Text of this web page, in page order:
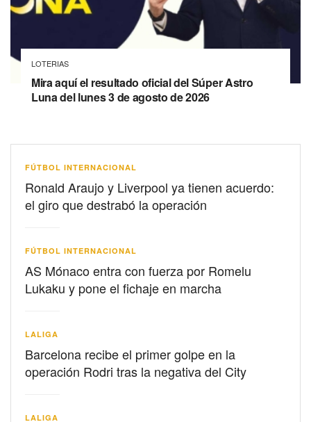
LOTERIAS
Mira aquí el resultado oficial del Súper Astro
Luna del lunes 3 de agosto de 2026
FÚTBOL INTERNACIONAL
Ronald Araujo y Liverpool ya tienen acuerdo:
el giro que destrabó la operación
FÚTBOL INTERNACIONAL
AS Mónaco entra con fuerza por Romelu
Lukaku y pone el fichaje en marcha
LALIGA
Barcelona recibe el primer golpe en la
operación Rodri tras la negativa del City
LALIGA